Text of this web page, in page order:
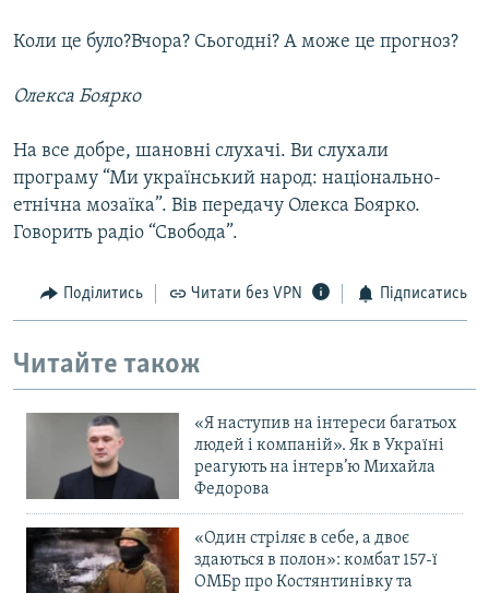
Коли це було?Вчора? Сьогодні? А може це прогноз?
Олекса Боярко
На все добре, шановні слухачі. Ви слухали
програму “Ми український народ: національно-
етнічна мозаїка”. Вів передачу Олекса Боярко.
Говорить радіо “Свобода”.
Поділитись Читати без VPN Підписатись
Читайте також
«Я наступив на інтереси багатьох
людей і компаній». Як в Україні
реагують на інтерв’ю Михайла
Федорова
«Один стріляє в себе, а двоє
здаються в полон»: комбат 157-ї
ОМБр про Костянтинівку та